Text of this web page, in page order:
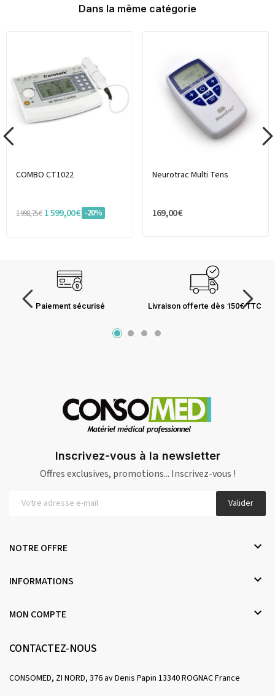
Dans la même catégorie
COMBO CT1022
1 998,75 € 1 599,00 € -20%
Neurotrac Multi Tens
169,00 €
Paiement sécurisé Livraison offerte dès 150€ TTC
Inscrivez-vous à la newsletter
Offres exclusives, promotions... Inscrivez-vous !
Valider
NOTRE OFFRE 
INFORMATIONS 
MON COMPTE 
CONTACTEZ-NOUS
CONSOMED, ZI NORD, 376 av Denis Papin 13340 ROGNAC France